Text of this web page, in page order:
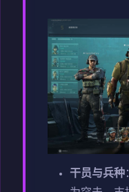
干员与兵种